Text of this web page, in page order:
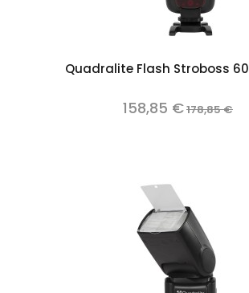
Quadralite Flash Stroboss
158,85 €178,85 €